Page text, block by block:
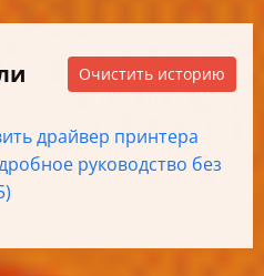
Очистить историю
драйвер принтера
руководство без